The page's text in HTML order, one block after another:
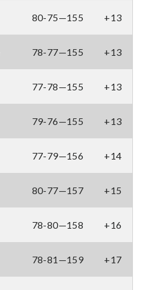
80-75—155 +13
78-77—155 +13
77-78—155 +13
79-76—155 +13
77-79—156 +14
80-77—157 +15
78-80—158 +16
78-81—159 +17